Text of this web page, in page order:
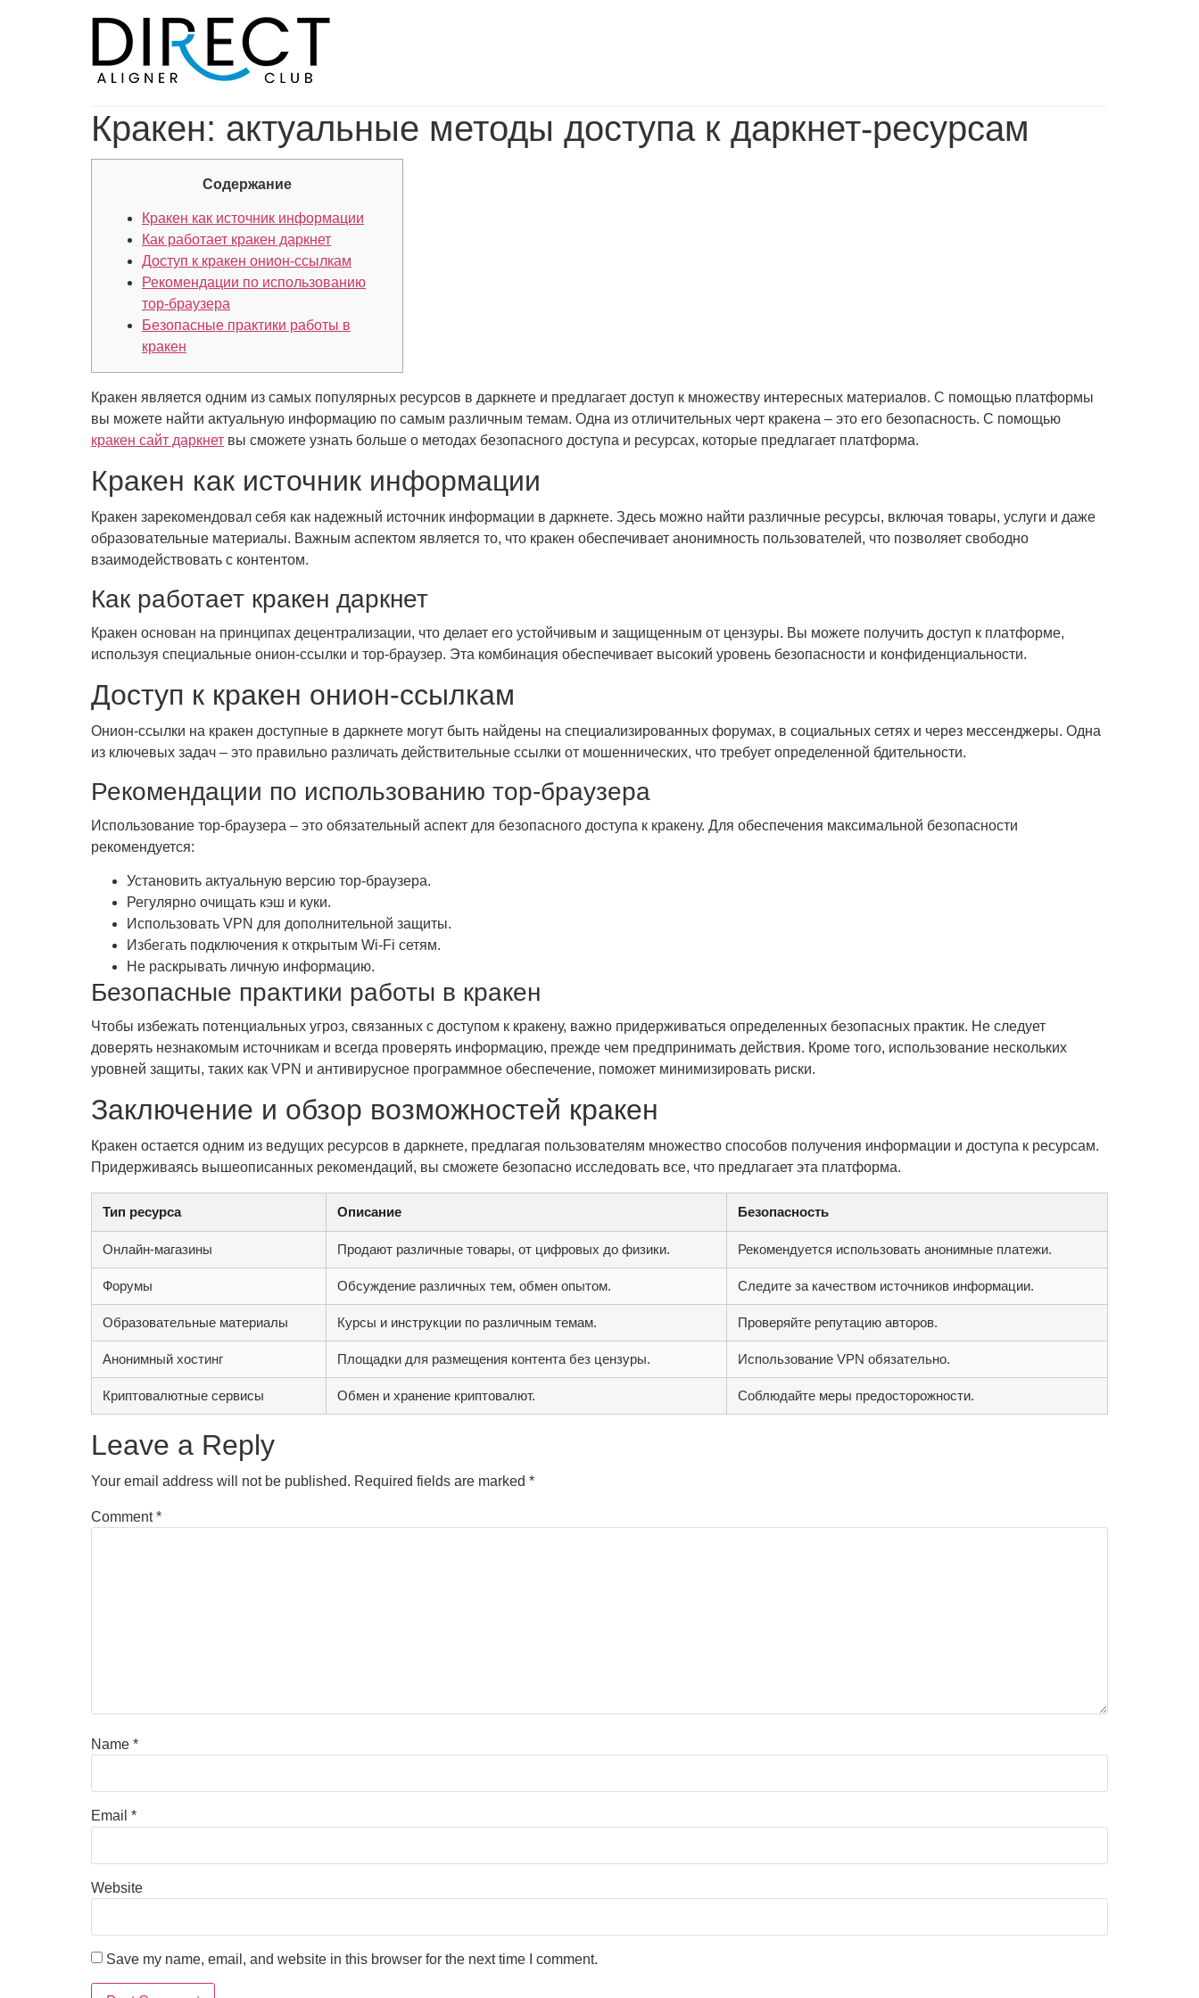
Кракен: актуальные методы доступа к даркнет-ресурсам
Содержание
Кракен как источник информации
Как работает кракен даркнет
Доступ к кракен онион-ссылкам
Рекомендации по использованию
тор-браузера
Безопасные практики работы в
кракен
Кракен является одним из самых популярных ресурсов в даркнете и предлагает доступ к множеству интересных материалов. С помощью платформы
вы можете найти актуальную информацию по самым различным темам. Одна из отличительных черт кракена – это его безопасность. С помощью
кракен сайт даркнет вы сможете узнать больше о методах безопасного доступа и ресурсах, которые предлагает платформа.
Кракен как источник информации
Кракен зарекомендовал себя как надежный источник информации в даркнете. Здесь можно найти различные ресурсы, включая товары, услуги и даже
образовательные материалы. Важным аспектом является то, что кракен обеспечивает анонимность пользователей, что позволяет свободно
взаимодействовать с контентом.
Как работает кракен даркнет
Кракен основан на принципах децентрализации, что делает его устойчивым и защищенным от цензуры. Вы можете получить доступ к платформе,
используя специальные онион-ссылки и тор-браузер. Эта комбинация обеспечивает высокий уровень безопасности и конфиденциальности.
Доступ к кракен онион-ссылкам
Онион-ссылки на кракен доступные в даркнете могут быть найдены на специализированных форумах, в социальных сетях и через мессенджеры. Одна
из ключевых задач – это правильно различать действительные ссылки от мошеннических, что требует определенной бдительности.
Рекомендации по использованию тор-браузера
Использование тор-браузера – это обязательный аспект для безопасного доступа к кракену. Для обеспечения максимальной безопасности
рекомендуется:
Установить актуальную версию тор-браузера.
Регулярно очищать кэш и куки.
Использовать VPN для дополнительной защиты.
Избегать подключения к открытым Wi-Fi сетям.
Не раскрывать личную информацию.
Безопасные практики работы в кракен
Чтобы избежать потенциальных угроз, связанных с доступом к кракену, важно придерживаться определенных безопасных практик. Не следует
доверять незнакомым источникам и всегда проверять информацию, прежде чем предпринимать действия. Кроме того, использование нескольких
уровней защиты, таких как VPN и антивирусное программное обеспечение, поможет минимизировать риски.
Заключение и обзор возможностей кракен
Кракен остается одним из ведущих ресурсов в даркнете, предлагая пользователям множество способов получения информации и доступа к ресурсам.
Придерживаясь вышеописанных рекомендаций, вы сможете безопасно исследовать все, что предлагает эта платформа.
Тип ресурса Описание Безопасность
Онлайн-магазины Продают различные товары, от цифровых до физики. Рекомендуется использовать анонимные платежи.
Форумы Обсуждение различных тем, обмен опытом. Следите за качеством источников информации.
Образовательные материалы Курсы и инструкции по различным темам. Проверяйте репутацию авторов.
Анонимный хостинг Площадки для размещения контента без цензуры. Использование VPN обязательно.
Криптовалютные сервисы Обмен и хранение криптовалют. Соблюдайте меры предосторожности.
Leave a Reply
Your email address will not be published. Required fields are marked *
Comment*
Name *
Email *
Website
Save my name, email, and website in this browser for the next time I comment.